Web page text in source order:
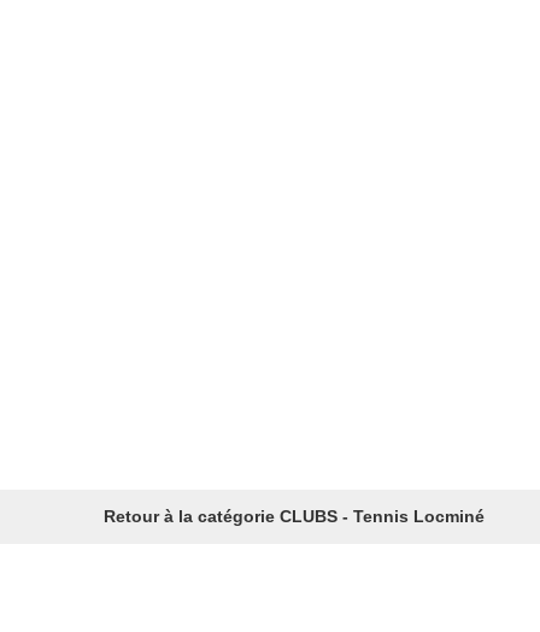
Retour à la catégorie CLUBS - Tennis Locminé